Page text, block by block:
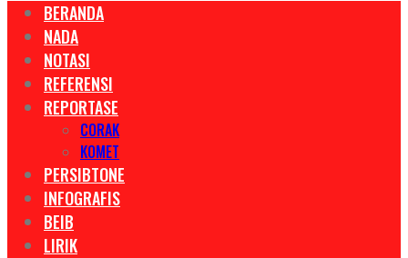
BERANDA
NADA
NOTASI
REFERENSI
REPORTASE
CORAK
KOMET
PERSIBTONE
INFOGRAFIS
BEIB
LIRIK